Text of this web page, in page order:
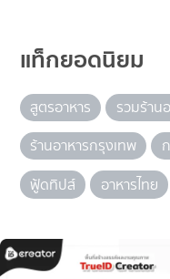
แท็กยอดนิยม
สูตรอาหาร รวมร้าน
ร้านอาหารกรุงเทพ
ฟู้ดทิปส์
อาหารไทย